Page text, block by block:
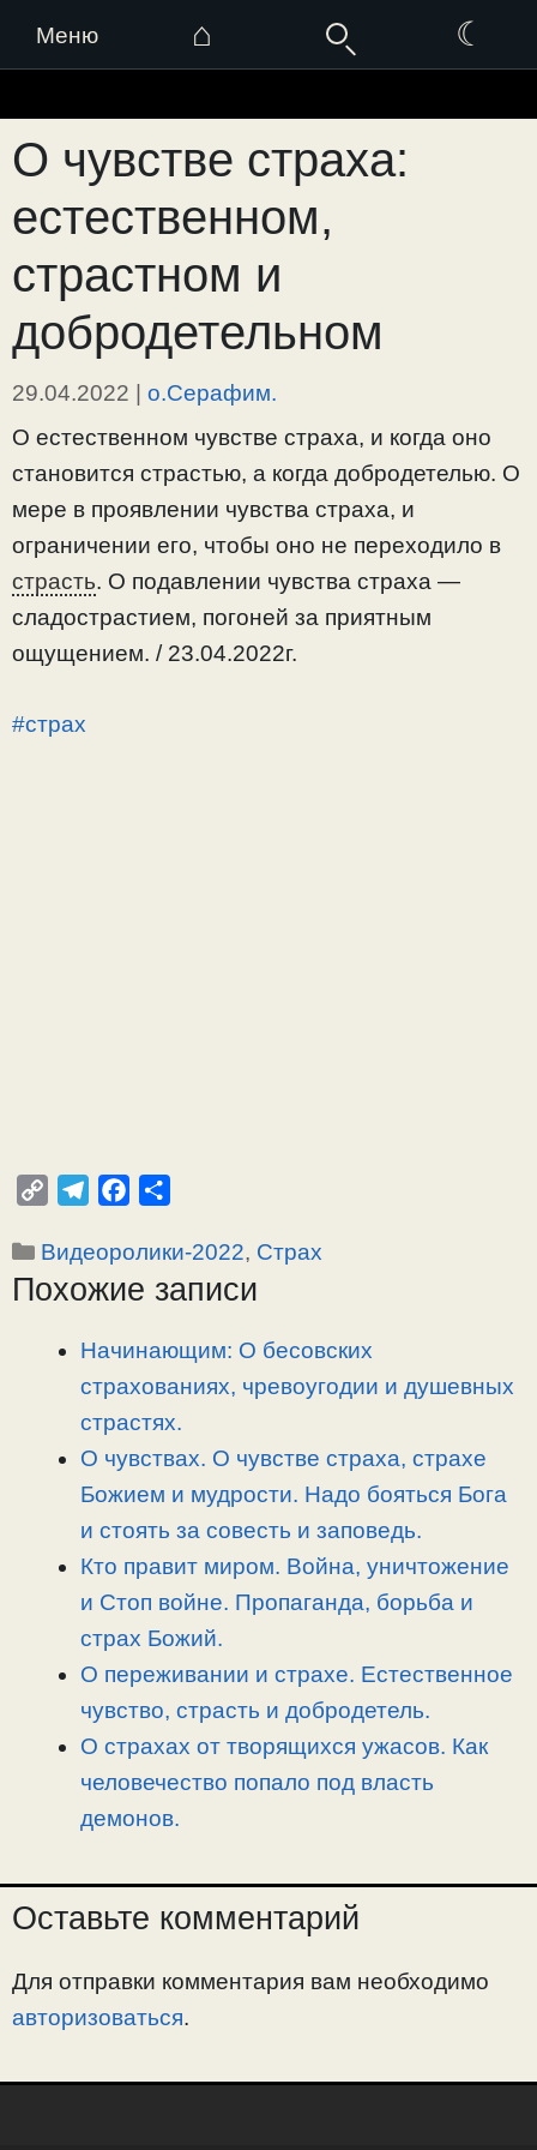
Меню ⌂ ☾
к
содержимому
О чувстве страха:
естественном,
страстном и
добродетельном
29.04.2022 | о.Серафим.
О естественном чувстве страха, и когда оно
становится страстью, а когда добродетелью. О
мере в проявлении чувства страха, и
ограничении его, чтобы оно не переходило в
страсть. О подавлении чувства страха —
сладострастием, погоней за приятным
ощущением. / 23.04.2022г.
#страх
p
y
l
e
r
c
e
o
п
р
в
Рубрики
Видеоролики-2022, Страх
Похожие записи
Начинающим: О бесовских
страхованиях, чревоугодии и душевных
страстях.
О чувствах. О чувстве страха, страхе
Божием и мудрости. Надо бояться Бога
и стоять за совесть и заповедь.
Кто правит миром. Война, уничтожение
и Стоп войне. Пропаганда, борьба и
страх Божий.
О переживании и страхе. Естественное
чувство, страсть и добродетель.
О страхах от творящихся ужасов. Как
человечество попало под власть
демонов.
Оставьте комментарий
Для отправки комментария вам необходимо
авторизоваться.